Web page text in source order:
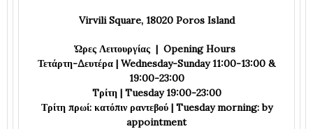
Virvili Square, 18020 Poros Island
Ώρες Λειτουργίας | Opening Hours
Τετάρτη-Δευτέρα | Wednesday-Sunday 11:00-13:00 &
19:00-23:00
Tρίτη | Tuesday 19:00-23:00
Τρίτη πρωί: κατόπιν ραντεβού | Tuesday morning: by
appointment